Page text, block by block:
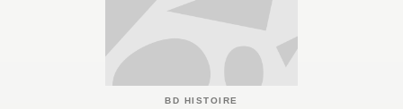
BD HISTOIRE